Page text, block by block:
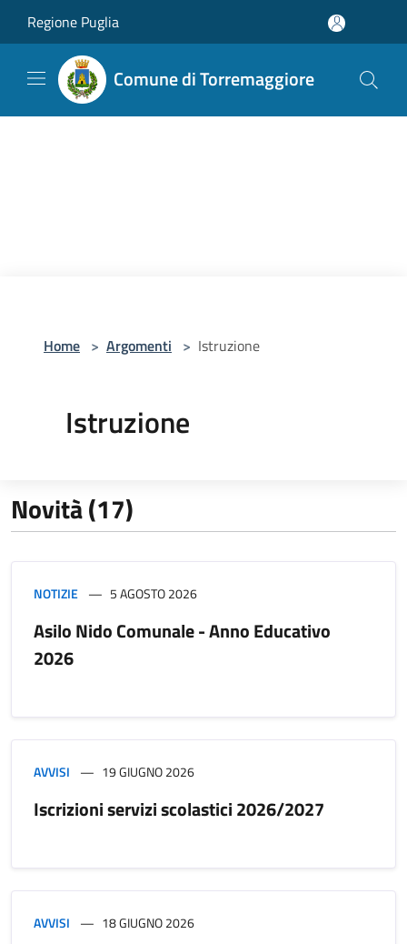
Regione Puglia
Comune di Torremaggiore
Home > Argomenti > Istruzione
Istruzione
Novità (17)
NOTIZIE 5 AGOSTO 2026
Asilo Nido Comunale - Anno Educativo
2026
AVVISI 19 GIUGNO 2026
Iscrizioni servizi scolastici 2026/2027
AVVISI 18 GIUGNO 2026